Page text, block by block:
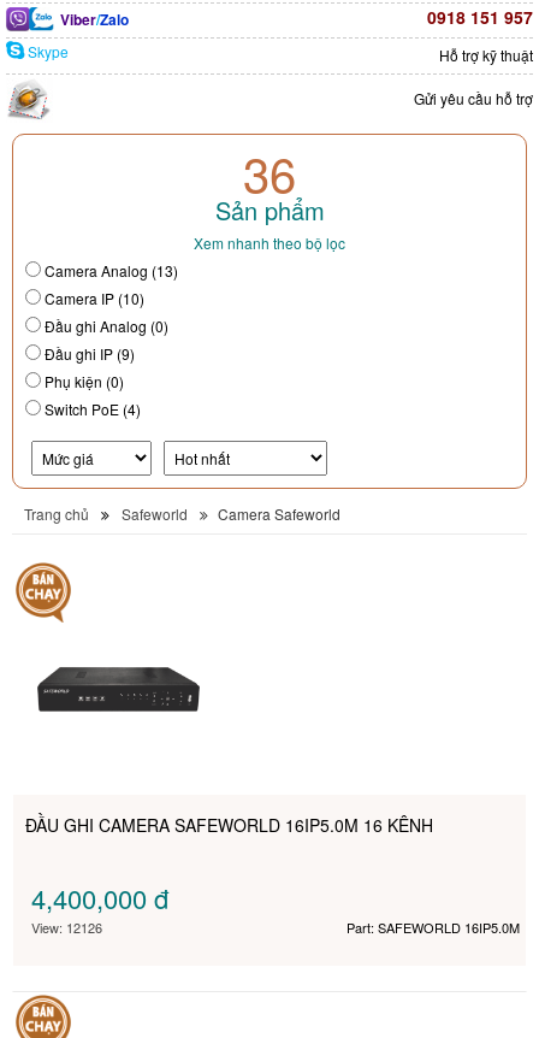
Viber/Zalo 0918 151 957
Skype Hỗ trợ kỹ thuật
Gửi yêu cầu hỗ trợ
36
Sản phẩm
Xem nhanh theo bộ lọc
Camera Analog (13)
Camera IP (10)
Đầu ghi Analog (0)
Đầu ghi IP (9)
Phụ kiện (0)
Switch PoE (4)
Trang chủ Safeworld Camera Safeworld
ĐẦU GHI CAMERA SAFEWORLD 16IP5.0M 16 KÊNH
4,400,000đ
View: 12126 Part: SAFEWORLD 16IP5.0M